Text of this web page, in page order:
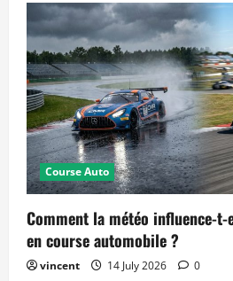
Course Auto
Comment la météo influence-
en course automobile ?
vincent 14 July 2026 0